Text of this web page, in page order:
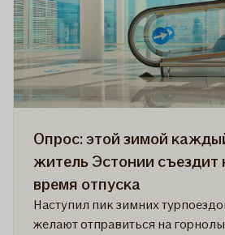
ездит
лишь
половина
от
общего
числа
Опрос: этой зимой
житель Эстонии съездит
время отпуска
Наступил пик зимних
желают отправиться на